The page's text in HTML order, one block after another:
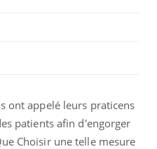
ont appelé leurs praticens
patients afin d'engorger
Choisir une telle mesure